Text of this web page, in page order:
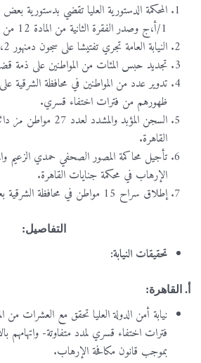
المحكمة الدستورية العليا تقضي بدستورية
1/أ،ج وصدر الفقرة الثانية من المادة 12 من قانون مكافحة الإرهاب.
النيابة العامة تجري تفتيشا على سجون دمنهور 2، برج العرب و15 مايو.
تجديد حبس المئات من المواطنين على ذمة
تدوير عدد من المواطنين في محافظة الشرقية
ظهورهم من فترات اختفاء قسري.
السجن المؤبد
القاهرة.
تأجيل محاكمة المصور الصحفي حمدي الزعيم
الإرهاب في محكمة جنايات القاهرة.
إطلاق سراح 15 مواطن في محافظة الشرقية بعد ورود إشارة الأمن الوطني.
التفاصيل:
تحقيقات النيابة:
أ. القاهرة:
نيابة أمن الدولة العليا تحقق مع العشرات
فترات اختفاء قسري لمدد متفاوتة- واتهامهم
بموجب قانون مكافحة الإرهاب.